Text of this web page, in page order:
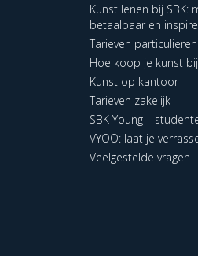
Kunst lenen bij SBK:
betaalbaar en
Tarieven particulieren
Hoe koop je kunst bij
Kunst op kantoor
Tarieven zakelijk
SBK Young –
VYOO: laat je
Veelgestelde vragen